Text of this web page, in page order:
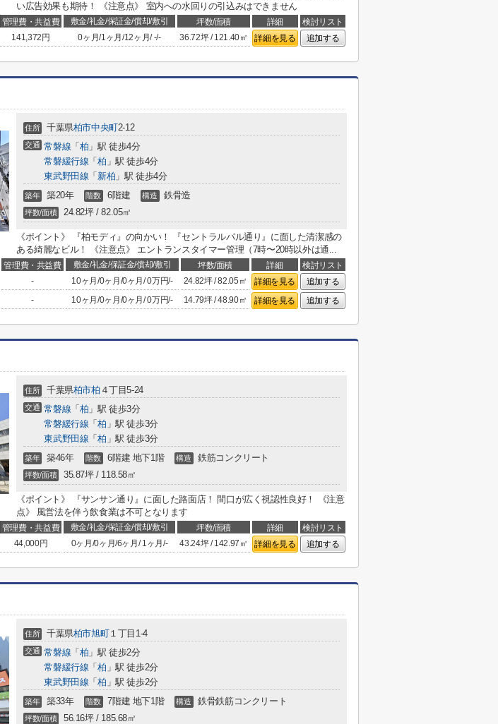
い広告効果も期待！ 《注意点》 室内への水回りの引込みはできません
管理費・共益費 敷金/礼金/保証金/償却/敷引 坪数/面積 詳細
検討リスト
141,372円 0ヶ月/1ヶ月/12ヶ月/-/- 36.72坪 / 121.40㎡ 詳細を見る 追加する
住所 千葉県柏市中央町2-12
交通 常磐線 「 柏 」駅 徒歩4分
常磐緩行線 「 柏 」駅 徒歩4分
東武野田線 「 新柏 」駅 徒歩4分
築年 築20年 階数 6階建 構造 鉄骨造
坪数/面積 24.82坪 / 82.05㎡
《ポイント》 『柏モディ』の向かい！ 『セントラルパル通り』に面した清潔感の
ある綺麗なビル！ 《注意点》 エントランスタイマー管理（7時〜20時以外は通...
管理費・共益費 敷金/礼金/保証金/償却/敷引 坪数/面積 詳細
検討リスト
- 10ヶ月 /0ヶ月 /0ヶ月/0万円/- 24.82坪 / 82.05㎡ 詳細を見る
追加する
- 10ヶ月 /0ヶ月 /0ヶ月/0万円/- 14.79坪 / 48.90㎡ 詳細を見る 追加する
住所 千葉県柏市柏 ４丁目5-24
交通 常磐線 「 柏 」駅 徒歩3分
常磐緩行線 「 柏 」駅 徒歩3分
東武野田線 「 柏 」駅 徒歩3分
築年 築46年 階数 6階建 地下1階 構造 鉄筋コンクリート
坪数/面積 35.87坪 / 118.58㎡
《ポイント》 『サンサン通り』に面した路面店！ 間口が広く視認性良好！ 《注意
点》 風営法を伴う飲食業は不可となります
管理費・共益費 敷金/礼金/保証金/償却/敷引 坪数/面積 詳細
検討リスト
44,000円 0ヶ月 /0ヶ月/6ヶ月 /1ヶ月/- 43.24坪 / 142.97㎡ 詳細を見る 追加する
住所 千葉県柏市旭町１丁目1-4
交通 常磐線 「 柏 」駅 徒歩2分
常磐緩行線 「 柏 」駅 徒歩2分
東武野田線 「 柏 」駅 徒歩2分
築年 築33年 階数 7階建 地下1階 構造 鉄骨鉄筋コンクリート
坪数/面積 56.16坪 / 185.68㎡